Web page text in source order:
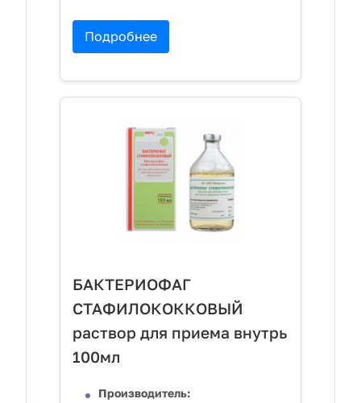
Подробнее
БАКТЕРИОФАГ
СТАФИЛОКОККОВЫЙ
раствор для приема внутрь
100мл
Производитель: